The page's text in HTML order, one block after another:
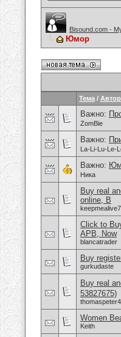
Bisound.com -
Юмор
Тема / Автор
Важно:
ZomBie
Важно:
La-Li-Lu-Le-
Важно:
Ника
Buy real
online, B
Click to
APB, Now
blancatrader
Buy
gurkudaste
Buy real
53827675)
Women
Keith